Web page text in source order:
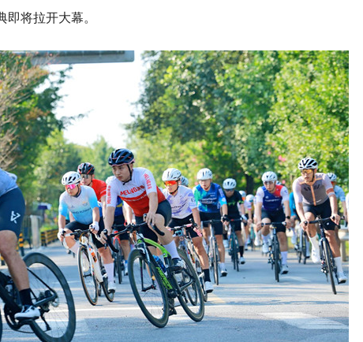
将拉开大幕。
成都兴隆湖
燃动非遗盛
6日启幕
蓝天白云相
卡